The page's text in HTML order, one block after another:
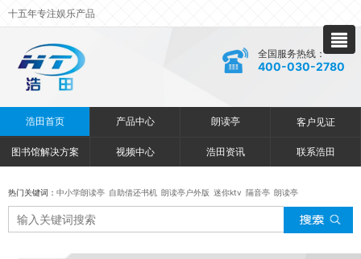
十五年专注娱乐产品
全国服务热线：
400-030-2780
浩田首页 产品中心 朗读亭 客户见证
图书馆解决方案 视频中心 浩田资讯 联系浩田
热门关键词： 中小学朗读亭 自助借还书机 朗读亭户外版 迷你ktv 隔音亭 朗读亭